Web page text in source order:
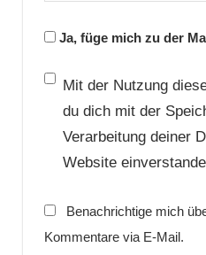
Ja, füge mich zu der
Mit der Nutzung
du dich mit der
Verarbeitung deiner
Website
Benachrichtige mich
Kommentare via E-Mail.